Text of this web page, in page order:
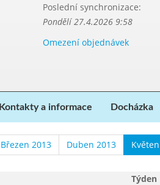
Poslední synchronizace:
Pondělí 27.4.2026 9:58
Omezení objednávek
Kontakty a informace Docházka
Březen 2013 Duben 2013
Týden